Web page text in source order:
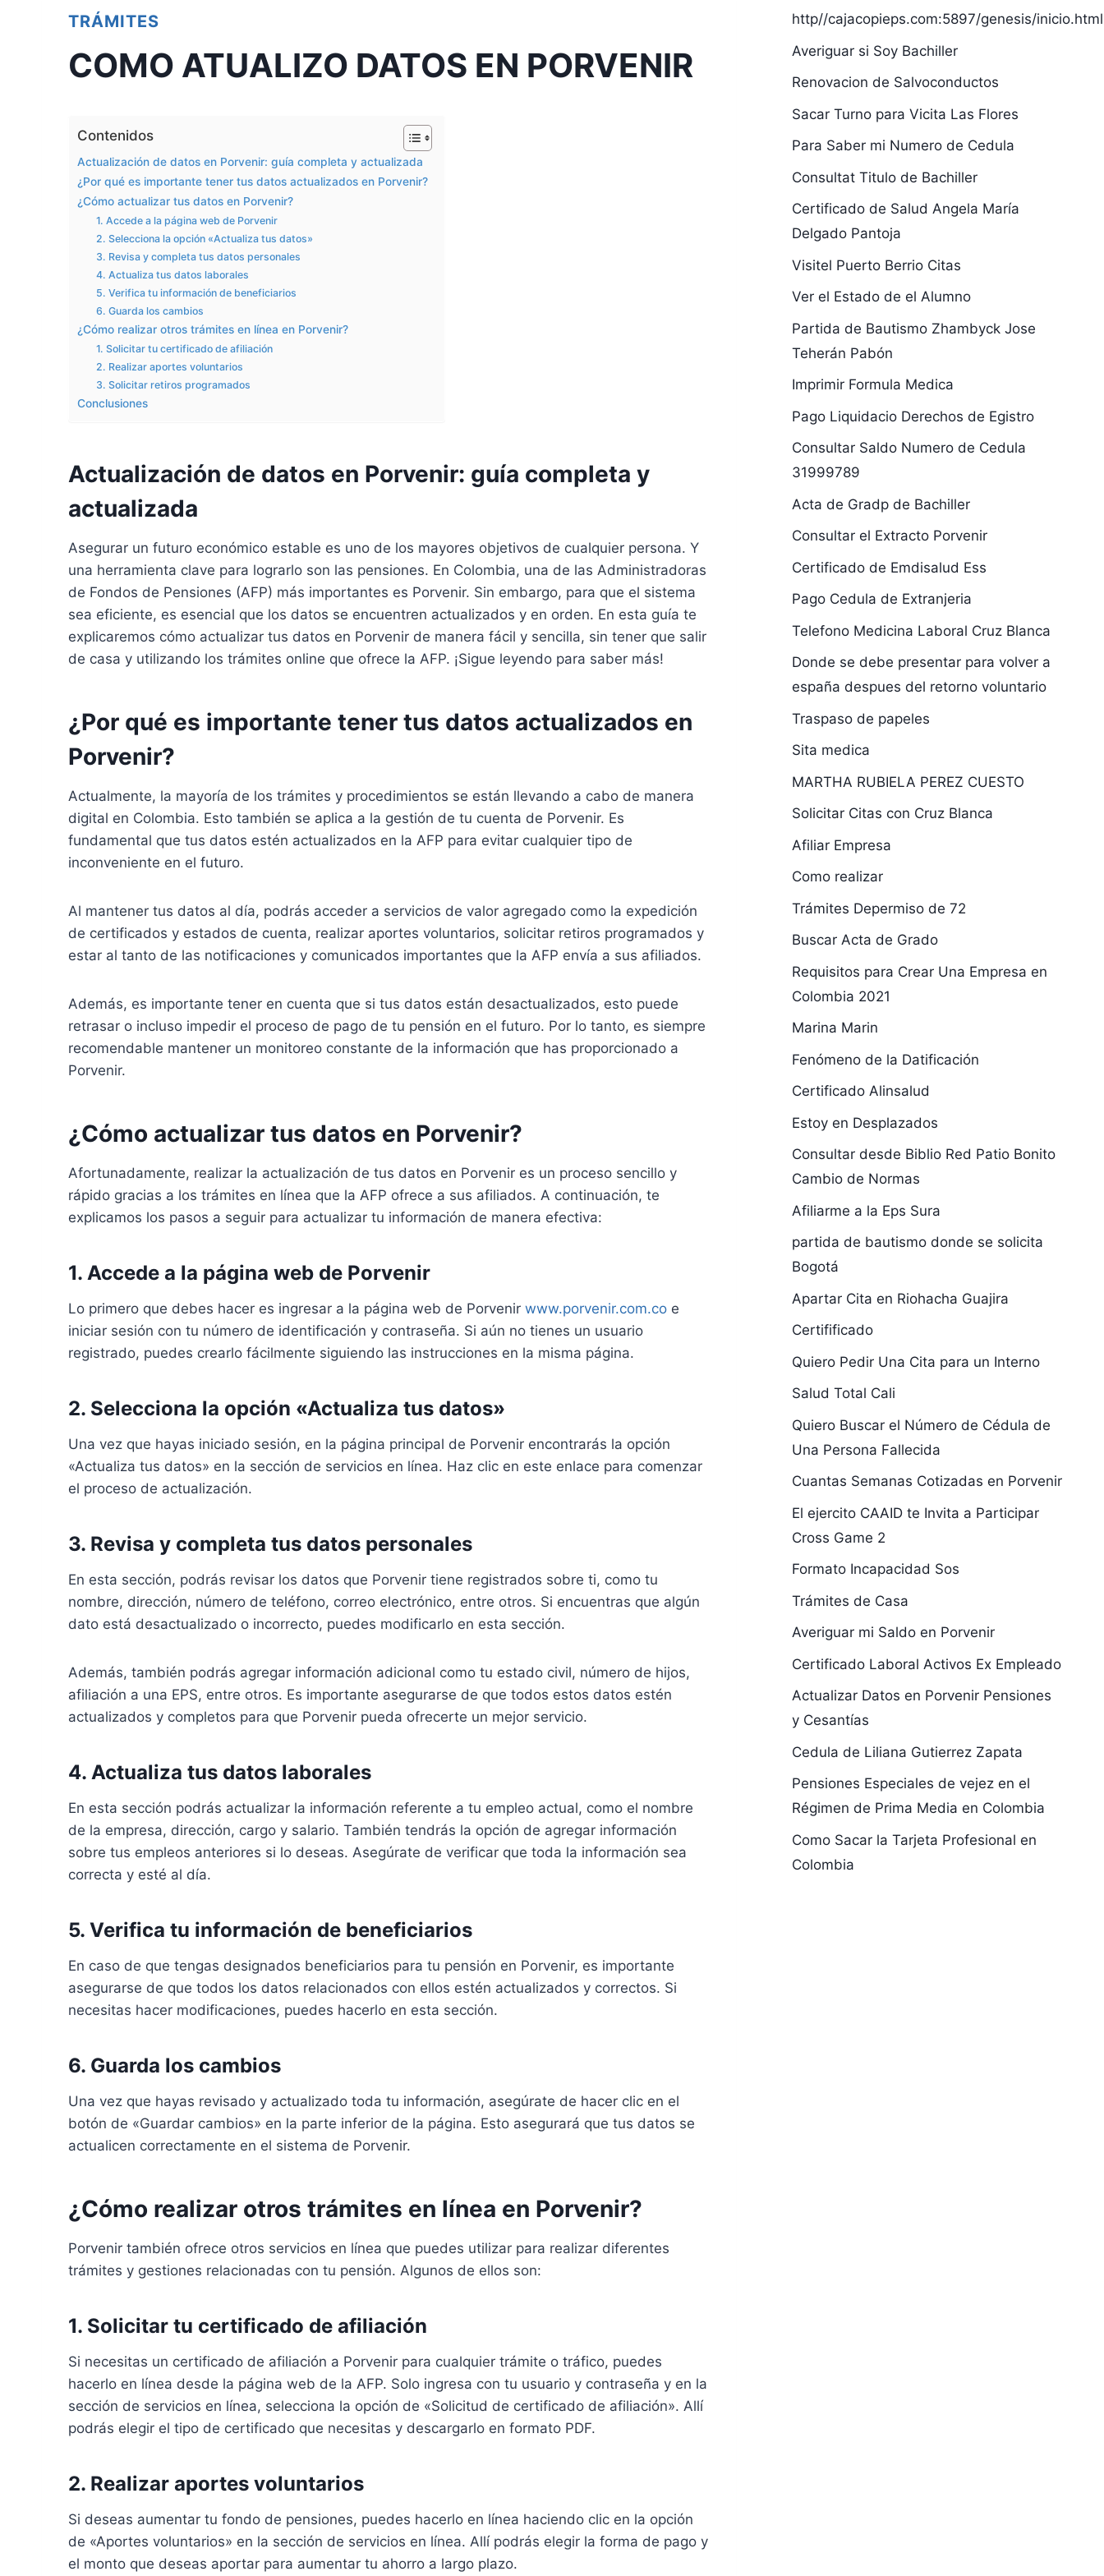
TRÁMITES
COMO ATUALIZO DATOS EN PORVENIR
Contenidos
Actualización de datos en Porvenir: guía completa y actualizada
¿Por qué es importante tener tus datos actualizados en Porvenir?
¿Cómo actualizar tus datos en Porvenir?
1. Accede a la página web de Porvenir
2. Selecciona la opción «Actualiza tus datos»
3. Revisa y completa tus datos personales
4. Actualiza tus datos laborales
5. Verifica tu información de beneficiarios
6. Guarda los cambios
¿Cómo realizar otros trámites en línea en Porvenir?
1. Solicitar tu certificado de afiliación
2. Realizar aportes voluntarios
3. Solicitar retiros programados
Conclusiones
Actualización de datos en Porvenir: guía completa y
actualizada
Asegurar un futuro económico estable es uno de los mayores objetivos de cualquier persona. Y
una herramienta clave para lograrlo son las pensiones. En Colombia, una de las Administradoras
de Fondos de Pensiones (AFP) más importantes es Porvenir. Sin embargo, para que el sistema
sea eficiente, es esencial que los datos se encuentren actualizados y en orden. En esta guía te
explicaremos cómo actualizar tus datos en Porvenir de manera fácil y sencilla, sin tener que salir
de casa y utilizando los trámites online que ofrece la AFP. ¡Sigue leyendo para saber más!
¿Por qué es importante tener tus datos actualizados en
Porvenir?
Actualmente, la mayoría de los trámites y procedimientos se están llevando a cabo de manera
digital en Colombia. Esto también se aplica a la gestión de tu cuenta de Porvenir. Es
fundamental que tus datos estén actualizados en la AFP para evitar cualquier tipo de
inconveniente en el futuro.
Al mantener tus datos al día, podrás acceder a servicios de valor agregado como la expedición
de certificados y estados de cuenta, realizar aportes voluntarios, solicitar retiros programados y
estar al tanto de las notificaciones y comunicados importantes que la AFP envía a sus afiliados.
Además, es importante tener en cuenta que si tus datos están desactualizados, esto puede
retrasar o incluso impedir el proceso de pago de tu pensión en el futuro. Por lo tanto, es siempre
recomendable mantener un monitoreo constante de la información que has proporcionado a
Porvenir.
¿Cómo actualizar tus datos en Porvenir?
Afortunadamente, realizar la actualización de tus datos en Porvenir es un proceso sencillo y
rápido gracias a los trámites en línea que la AFP ofrece a sus afiliados. A continuación, te
explicamos los pasos a seguir para actualizar tu información de manera efectiva:
1. Accede a la página web de Porvenir
Lo primero que debes hacer es ingresar a la página web de Porvenir www.porvenir.com.co e
iniciar sesión con tu número de identificación y contraseña. Si aún no tienes un usuario
registrado, puedes crearlo fácilmente siguiendo las instrucciones en la misma página.
2. Selecciona la opción «Actualiza tus datos»
Una vez que hayas iniciado sesión, en la página principal de Porvenir encontrarás la opción
«Actualiza tus datos» en la sección de servicios en línea. Haz clic en este enlace para comenzar
el proceso de actualización.
3. Revisa y completa tus datos personales
En esta sección, podrás revisar los datos que Porvenir tiene registrados sobre ti, como tu
nombre, dirección, número de teléfono, correo electrónico, entre otros. Si encuentras que algún
dato está desactualizado o incorrecto, puedes modificarlo en esta sección.
Además, también podrás agregar información adicional como tu estado civil, número de hijos,
afiliación a una EPS, entre otros. Es importante asegurarse de que todos estos datos estén
actualizados y completos para que Porvenir pueda ofrecerte un mejor servicio.
4. Actualiza tus datos laborales
En esta sección podrás actualizar la información referente a tu empleo actual, como el nombre
de la empresa, dirección, cargo y salario. También tendrás la opción de agregar información
sobre tus empleos anteriores si lo deseas. Asegúrate de verificar que toda la información sea
correcta y esté al día.
5. Verifica tu información de beneficiarios
En caso de que tengas designados beneficiarios para tu pensión en Porvenir, es importante
asegurarse de que todos los datos relacionados con ellos estén actualizados y correctos. Si
necesitas hacer modificaciones, puedes hacerlo en esta sección.
6. Guarda los cambios
Una vez que hayas revisado y actualizado toda tu información, asegúrate de hacer clic en el
botón de «Guardar cambios» en la parte inferior de la página. Esto asegurará que tus datos se
actualicen correctamente en el sistema de Porvenir.
¿Cómo realizar otros trámites en línea en Porvenir?
Porvenir también ofrece otros servicios en línea que puedes utilizar para realizar diferentes
trámites y gestiones relacionadas con tu pensión. Algunos de ellos son:
1. Solicitar tu certificado de afiliación
Si necesitas un certificado de afiliación a Porvenir para cualquier trámite o tráfico, puedes
hacerlo en línea desde la página web de la AFP. Solo ingresa con tu usuario y contraseña y en la
sección de servicios en línea, selecciona la opción de «Solicitud de certificado de afiliación». Allí
podrás elegir el tipo de certificado que necesitas y descargarlo en formato PDF.
2. Realizar aportes voluntarios
Si deseas aumentar tu fondo de pensiones, puedes hacerlo en línea haciendo clic en la opción
de «Aportes voluntarios» en la sección de servicios en línea. Allí podrás elegir la forma de pago y
el monto que deseas aportar para aumentar tu ahorro a largo plazo.
http//cajacopieps.com:5897/genesis/inicio.html
Averiguar si Soy Bachiller
Renovacion de Salvoconductos
Sacar Turno para Vicita Las Flores
Para Saber mi Numero de Cedula
Consultat Titulo de Bachiller
Certificado de Salud Angela María
Delgado Pantoja
Visitel Puerto Berrio Citas
Ver el Estado de el Alumno
Partida de Bautismo Zhambyck Jose
Teherán Pabón
Imprimir Formula Medica
Pago Liquidacio Derechos de Egistro
Consultar Saldo Numero de Cedula
31999789
Acta de Gradp de Bachiller
Consultar el Extracto Porvenir
Certificado de Emdisalud Ess
Pago Cedula de Extranjeria
Telefono Medicina Laboral Cruz Blanca
Donde se debe presentar para volver a
españa despues del retorno voluntario
Traspaso de papeles
Sita medica
MARTHA RUBIELA PEREZ CUESTO
Solicitar Citas con Cruz Blanca
Afiliar Empresa
Como realizar
Trámites Depermiso de 72
Buscar Acta de Grado
Requisitos para Crear Una Empresa en
Colombia 2021
Marina Marin
Fenómeno de la Datificación
Certificado Alinsalud
Estoy en Desplazados
Consultar desde Biblio Red Patio Bonito
Cambio de Normas
Afiliarme a la Eps Sura
partida de bautismo donde se solicita
Bogotá
Apartar Cita en Riohacha Guajira
Certifificado
Quiero Pedir Una Cita para un Interno
Salud Total Cali
Quiero Buscar el Número de Cédula de
Una Persona Fallecida
Cuantas Semanas Cotizadas en Porvenir
El ejercito CAAID te Invita a Participar
Cross Game 2
Formato Incapacidad Sos
Trámites de Casa
Averiguar mi Saldo en Porvenir
Certificado Laboral Activos Ex Empleado
Actualizar Datos en Porvenir Pensiones
y Cesantías
Cedula de Liliana Gutierrez Zapata
Pensiones Especiales de vejez en el
Régimen de Prima Media en Colombia
Como Sacar la Tarjeta Profesional en
Colombia